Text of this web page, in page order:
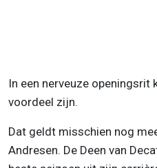
In een nerveuze openingsrit
voordeel zijn.
Dat geldt misschien nog
Andresen. De Deen van